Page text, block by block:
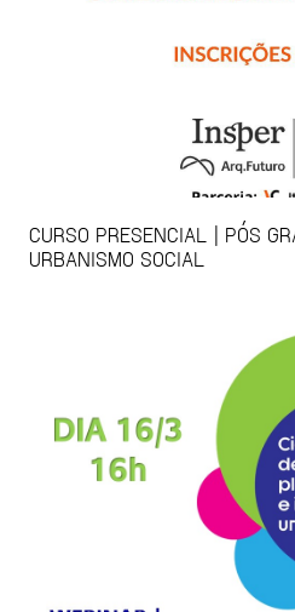
CURSO PRESENCIAL | PÓS
URBANISMO SOCIAL